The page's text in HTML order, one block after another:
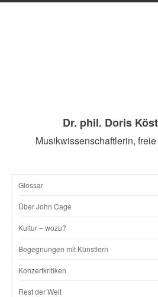
Dr. phil. Doris
Musikwissenschaftlerin,
SKIP
CONTENT
Glossar
Über John Cage
Kultur – wozu?
Begegnungen mit Künstlern
Konzertkritiken
Rest der Welt